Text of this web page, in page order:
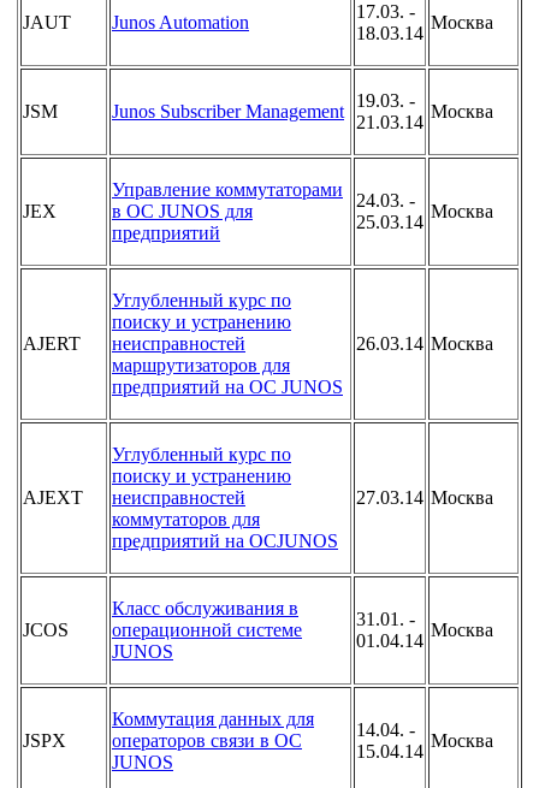
JAUT Junos Automation
17.03. -
18.03.14
Москва
JSM Junos Subscriber Management
19.03. -
21.03.14
Москва
JEX
Управление коммутаторами
в ОС JUNOS для
предприятий
24.03. -
25.03.14
Москва
AJERT
Углубленный курс по
поиску и устранению
неисправностей
маршрутизаторов для
предприятий на ОС JUNOS
26.03.14 Москва
AJEXT
Углубленный курс по
поиску и устранению
неисправностей
коммутаторов для
предприятий на OCJUNOS
27.03.14 Москва
JCOS
Класс обслуживания в
операционной системе
JUNOS
31.01. -
01.04.14
Москва
JSPX
Коммутация данных для
операторов связи в ОС
JUNOS
14.04. -
15.04.14
Москва